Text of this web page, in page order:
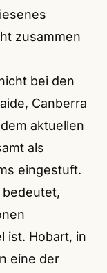
zusammen
bei den
Canberra
aktuellen
als
eingestuft.
bedeutet,
ist. Hobart, in
eine der